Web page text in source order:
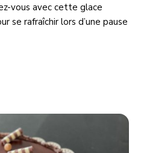
vous avec cette glace
se rafraîchir lors d’une pause